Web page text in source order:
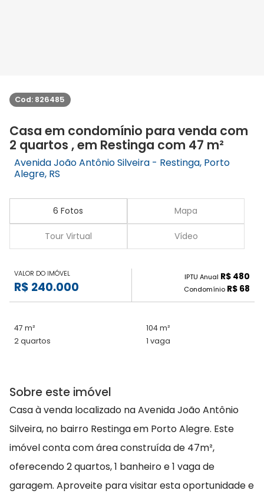
Cod: 826485
Casa em condomínio para venda com
2 quartos , em Restinga com 47 m²
Avenida João Antônio Silveira - Restinga, Porto
Alegre, RS
6 Fotos Mapa
Tour Virtual Vídeo
VALOR DO IMÓVEL
R$ 240.000
IPTU Anual R$ 480
Condomínio R$ 68
47 m²
104 m²
2 quartos
1 vaga
Sobre este imóvel
Casa à venda localizado na Avenida João Antônio
Silveira, no bairro Restinga em Porto Alegre. Este
imóvel conta com área construída de 47m²,
oferecendo 2 quartos, 1 banheiro e 1 vaga de
garagem. Aproveite para visitar esta oportunidade e